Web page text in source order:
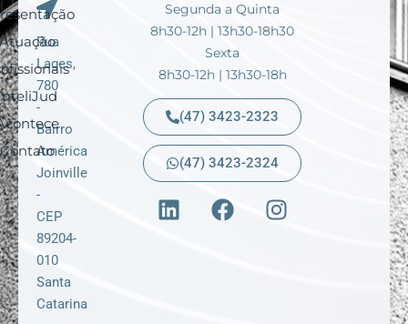
Rua
Lages,
780
-
Bairro
América
Joinville
-
CEP
89204-
010
Santa
Catarina
Atuação
Contato
Segunda a Quinta
8h30-12h | 13h30-18h30
Sexta
8h30-12h | 13h30-18h
(47) 3423-2323
(47) 3423-2324
L
i
F
a
I
n